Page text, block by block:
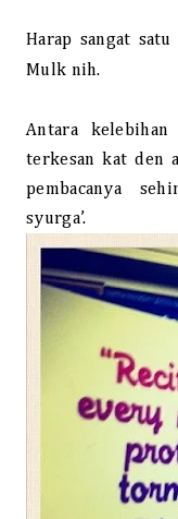
Harap sangat
Mulk nih.
Antara
terkesan kat den
pembacanya
syurga’.